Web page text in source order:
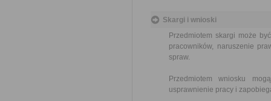
Skargi i wnioski
Przedmiotem skargi może
pracowników, naruszenie
spraw.
Przedmiotem wniosku
usprawnienie pracy i